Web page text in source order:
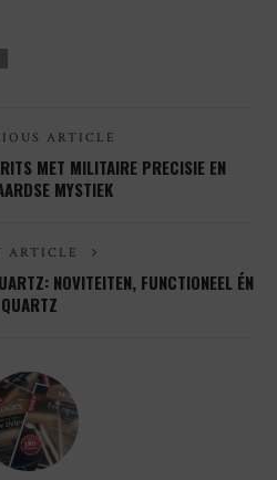
ARTICLE
MET MILITAIRE PRECISIE EN
MYSTIEK
ARTICLE
NOVITEITEN, FUNCTIONEEL ÉN
QUARTZ